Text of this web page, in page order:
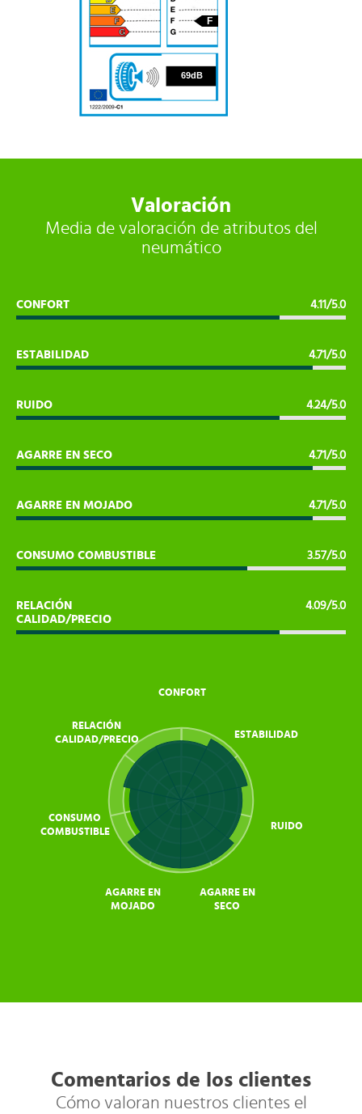
69
F
69dB
Valoración
Media de valoración de atributos del
neumático
CONFORT 4.11/5.0
ESTABILIDAD 4.71/5.0
RUIDO 4.24/5.0
AGARRE EN SECO 4.71/5.0
AGARRE EN MOJADO 4.71/5.0
CONSUMO COMBUSTIBLE 3.57/5.0
RELACIÓN
CALIDAD/PRECIO
4.09/5.0
CONFORT
ESTABILIDAD
RUIDO
AGARRE EN
SECO
AGARRE EN
MOJADO
CONSUMO
COMBUSTIBLE
RELACIÓN
CALIDAD/PRECIO
Comentarios de los clientes
Cómo valoran nuestros clientes el